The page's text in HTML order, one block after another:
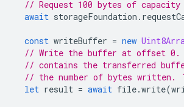
// Request 100 bytes of
await storageFoundation .
const writeBuffer = new
// Write the buffer at offset
// contains the transferred
// the number of bytes
let result = await file.write(